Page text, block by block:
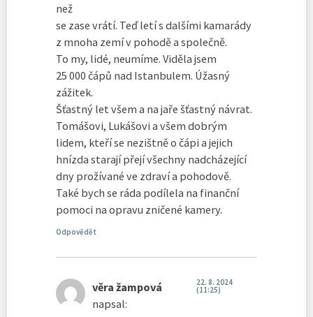
než
se zase vrátí. Teď letí s dalšími kamarády
z mnoha zemí v pohodě a společně.
To my, lidé, neumíme. Viděla jsem
25 000 čápů nad Istanbulem. Úžasný
zážitek.
Šťastný let všem a na jaře šťastný návrat.
Tomášovi, Lukášovi a všem dobrým
lidem, kteří se nezištně o čápi a jejich
hnízda starají přejí všechny nadcházející
dny prožívané ve zdraví a pohodově.
Také bych se ráda podílela na finanční
pomoci na opravu zničené kamery.
Odpovědět
věra žampová
napsal:
22. 8. 2024
(11:25)